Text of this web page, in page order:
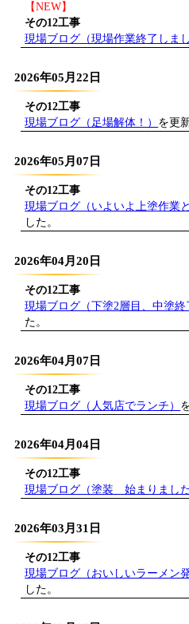
【NEW】
その12工事
現場ブログ（現場作業終了しまし
2026年05月22日
その12工事
現場ブログ（足場解体！） を更
2026年05月07日
その12工事
現場ブログ（いよいよ上塗作業
した。
2026年04月20日
その12工事
現場ブログ（下塗2層目、中塗終
た。
2026年04月07日
その12工事
現場ブログ（人気店でランチ）
2026年04月04日
その12工事
現場ブログ（塗装 始まりました
2026年03月31日
その12工事
現場ブログ（おいしいラーメン
した。